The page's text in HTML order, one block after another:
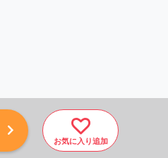
お気に入り追加